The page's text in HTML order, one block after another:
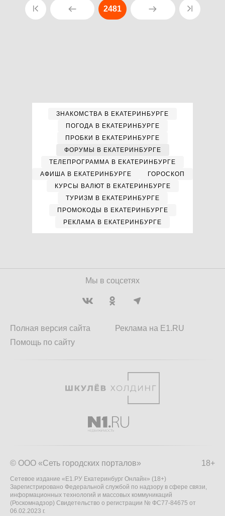
2481
ЗНАКОМСТВА В ЕКАТЕРИНБУРГЕ
ПОГОДА В ЕКАТЕРИНБУРГЕ
ПРОБКИ В ЕКАТЕРИНБУРГЕ
ФОРУМЫ В ЕКАТЕРИНБУРГЕ
ТЕЛЕПРОГРАММА В ЕКАТЕРИНБУРГЕ
АФИША В ЕКАТЕРИНБУРГЕ
ГОРОСКОП
КУРСЫ ВАЛЮТ В ЕКАТЕРИНБУРГЕ
ТУРИЗМ В ЕКАТЕРИНБУРГЕ
ПРОМОКОДЫ В ЕКАТЕРИНБУРГЕ
РЕКЛАМА В ЕКАТЕРИНБУРГЕ
Мы в соцсетях
Полная версия сайта
Помощь по сайту
Реклама на E1.RU
18+
© ООО «Сеть городских порталов»
Сетевое издание «Е1.РУ Екатеринбург Онлайн» (18+)
Зарегистрировано Федеральной службой по надзору в сфере связи,
информационных технологий и массовых коммуникаций
(Роскомнадзор) Свидетельство о регистрации № ФС77-84675 от
06.02.2023 г.